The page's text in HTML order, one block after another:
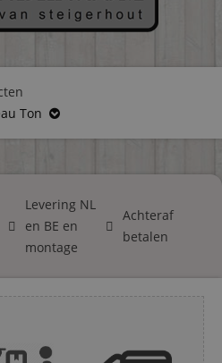
Ton
Levering NL
en BE en
montage
Achteraf
betalen